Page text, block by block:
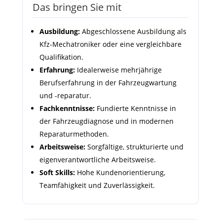
Das bringen Sie mit
Ausbildung:Abgeschlossene Ausbildung als
Kfz-Mechatroniker oder eine vergleichbare
Qualifikation.
Erfahrung: Idealerweise mehrjährige
Berufserfahrung in der Fahrzeugwartung
und -reparatur.
Fachkenntnisse: Fundierte Kenntnisse in
der Fahrzeugdiagnose und in modernen
Reparaturmethoden.
Arbeitsweise: Sorgfältige, strukturierte und
eigenverantwortliche Arbeitsweise.
Soft Skills: Hohe Kundenorientierung,
Teamfähigkeit und Zuverlässigkeit.